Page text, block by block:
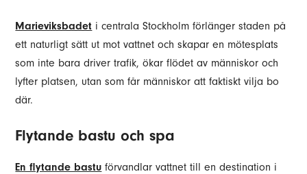
Marieviksbadet i centrala Stockholm förlänger staden på
ett naturligt sätt ut mot vattnet och skapar en mötesplats
som inte bara driver trafik, ökar flödet av människor och
lyfter platsen, utan som får människor att faktiskt vilja bo
där.
Flytande bastu och spa
En flytande bastu förvandlar vattnet till en destination i